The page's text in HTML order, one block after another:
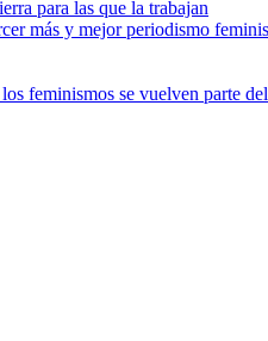
para las que la trabajan
más y mejor periodismo
feminismos se vuelven parte